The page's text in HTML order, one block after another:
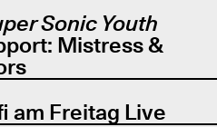
Sonic Youth
Mistress &
am Freitag Live